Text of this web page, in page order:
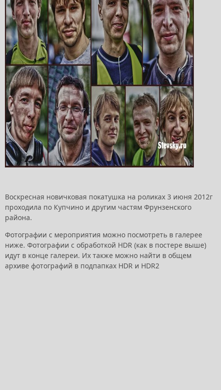
Воскресная новичковая покатушка на роликах 3 июня 2012г
проходила по Купчино и другим частям Фрунзенского
района.
Фотографии с мероприятия можно посмотреть в галерее
ниже. Фотографии с обработкой HDR (как в постере выше)
идут в конце галереи. Их также можно найти в общем
архиве фотографий в подпапках HDR и HDR2